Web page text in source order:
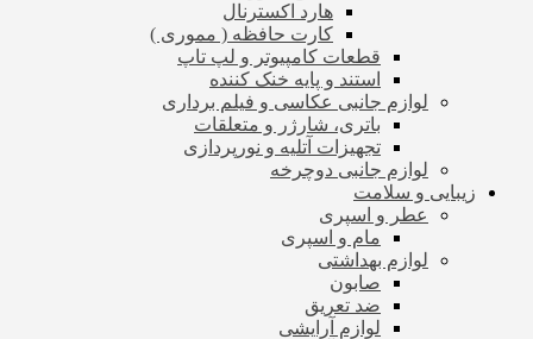
هارد اکسترنال
کارت حافظه ( مموری )
قطعات کامپیوتر و لپ تاپ
استند و پایه خنک کننده
لوازم جانبی عکاسی و فیلم برداری
باتری، شارژر و متعلقات
تجهیزات آتلیه و نورپردازی
لوازم جانبی دوچرخه
زیبایی و سلامت
عطر و اسپری
مام و اسپری
لوازم بهداشتی
صابون
ضد تعریق
لوازم آرایشی